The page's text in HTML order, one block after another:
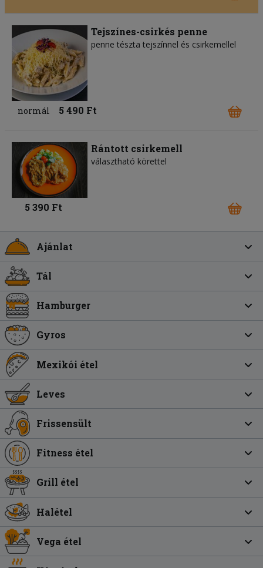
Tejszínes-csirkés penne
penne tészta tejszínnel és csirkemellel
normál 5 490 Ft
Rántott csirkemell
választható körettel
5 390 Ft
Ajánlat
Tál
Hamburger
Gyros
Mexikói étel
Leves
Frissensült
Fitness étel
Grill étel
Halétel
Vega étel